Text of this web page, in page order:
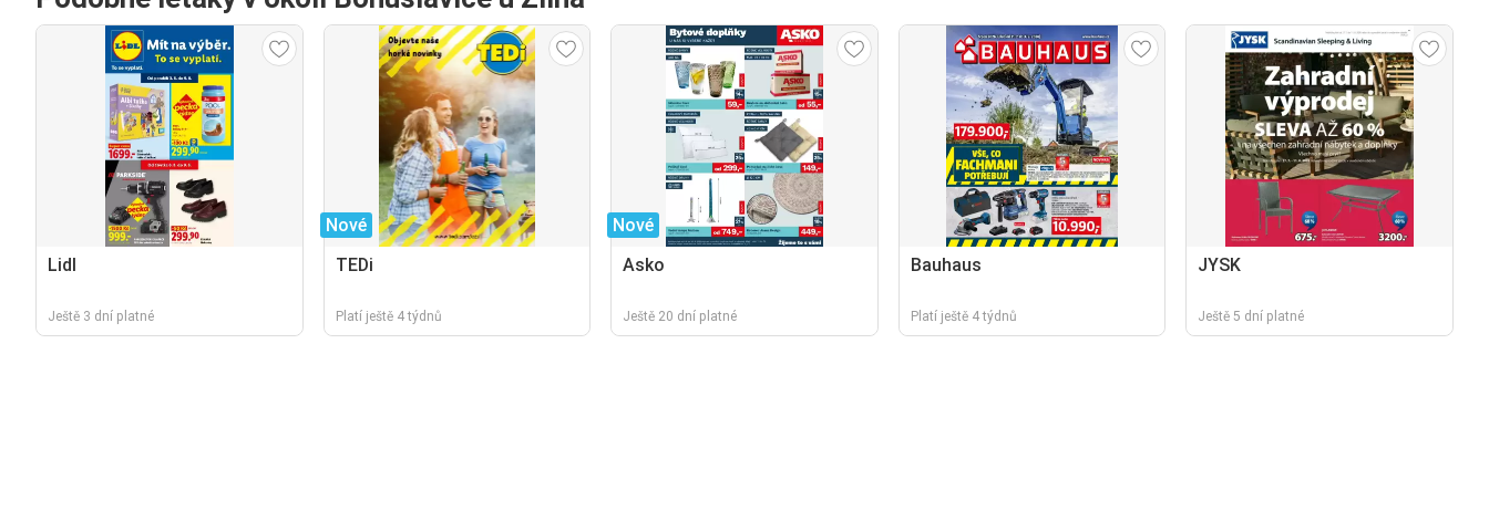
Lidl
Ještě 3 dní platné
Nové
TEDi
Platí ještě 4 týdnů
Nové
Asko
Ještě 20 dní platné
Bauhaus
Platí ještě 4 týdnů
JYSK
Ještě 5 dní platné